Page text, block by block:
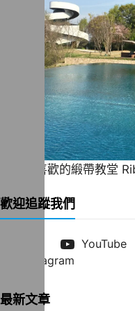
一直很喜歡的緞帶教堂
歡迎追蹤我們
YouTube
Instagram
最新文章